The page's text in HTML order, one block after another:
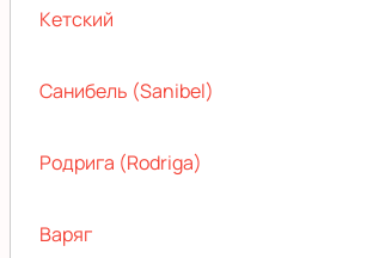
Кетский
Санибель (Sanibel)
Родрига (Rodriga)
Варяг